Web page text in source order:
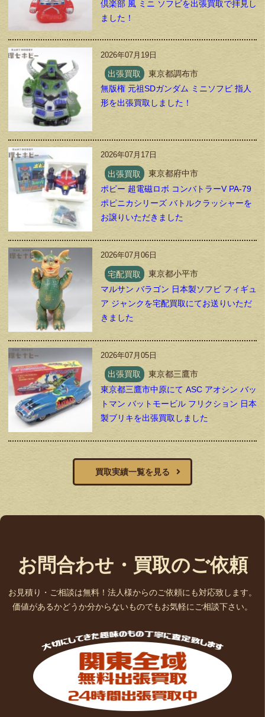
倶楽部 風 ミニ ソフビを出張買取で拝見し
ました！
2026年07月19日
出張買取
東京都調布市
無版権 元祖SDガンダム ミニソフビ 指人
形を出張買取しました！
2026年07月17日
出張買取
東京都府中市
ポピー 超電磁ロボ コンバトラーV PA-79
ポピニカシリーズ バトルクラッシャーを
お譲りいただきました
2026年07月06日
宅配買取
東京都小平市
マルサン バラゴン 日本製ソフビ フィギュ
ア ジャンクを宅配買取にてお送りいただ
きました
2026年07月05日
出張買取
東京都三鷹市
東京都三鷹市中原にて ASC アオシン バッ
トマン バットモービル フリクション 日本
製ブリキを出張買取しました
買取実績一覧を見る
お問合わせ・買取のご依頼
お見積り・ご相談は無料！法人様からのご依頼にも対応致します。
価値があるかどうか分からないものでもお気軽にご相談下さい。